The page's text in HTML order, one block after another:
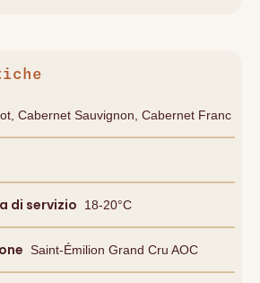
Cabernet Sauvignon, Cabernet Franc
di servizio 18-20°C
Saint-Émilion Grand Cru AOC